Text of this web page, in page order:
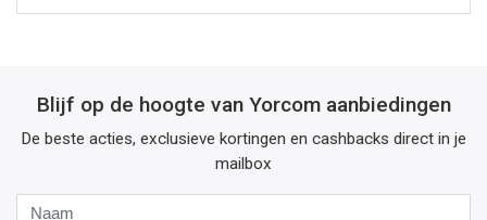
Blijf op de hoogte van Yorcom aanbiedingen
De beste acties, exclusieve kortingen en cashbacks direct in je
mailbox